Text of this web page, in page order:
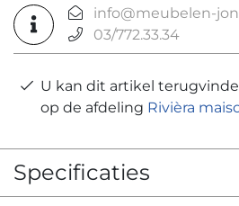
info@meubelen-
03/772.33.34
U kan dit artikel
op de afdeling Rivièra
Specificaties